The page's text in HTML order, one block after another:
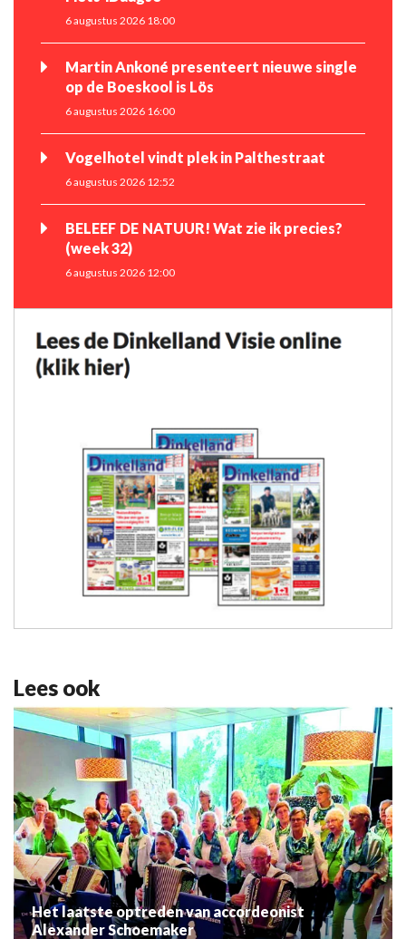
6 augustus 2026 18:00
Martin Ankoné presenteert nieuwe single
op de Boeskool is Lös
6 augustus 2026 16:00
Vogelhotel vindt plek in Palthestraat
6 augustus 2026 12:52
BELEEF DE NATUUR! Wat zie ik precies?
(week 32)
6 augustus 2026 12:00
Lees ook
Het laatste optreden van accordeonist
Alexander Schoemaker